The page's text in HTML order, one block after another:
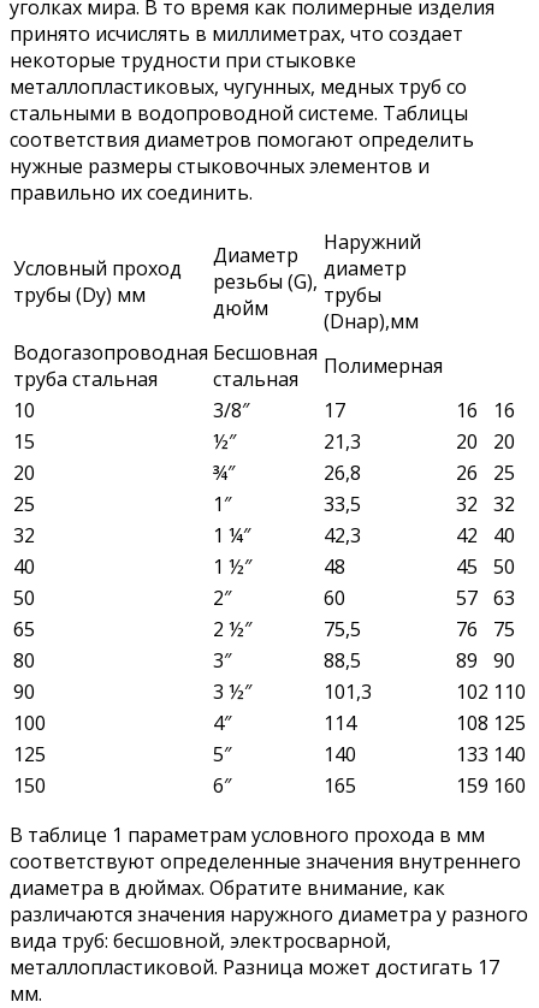
уголках мира. В то время как полимерные изделия
принято исчислять в миллиметрах, что создает
некоторые трудности при стыковке
металлопластиковых, чугунных, медных труб со
стальными в водопроводной системе. Таблицы
соответствия диаметров помогают определить
нужные размеры стыковочных элементов и
правильно их соединить.
Условный проход
трубы (Dy) мм
Диаметр
резьбы (G),
дюйм
Наружний
диаметр
трубы
(Dнар),мм
Водогазопроводная
труба стальная
Бесшовная
стальная
Полимерная
10
3/8″ 17 16
16
15
½″ 21,3 20
20
20
¾″ 26,8 26
25
25
1″ 33,5 32
32
32
1 ¼″ 42,3 42
40
40
1 ½″ 48 45
50
50
2″ 60 57 63
65
2 ½″ 75,5 76
75
80
3″ 88,5 89
90
90
3 ½″ 101,3 102 110
100
4″ 114 108 125
125
5″ 140 133 140
150
6″ 165 159 160
В таблице 1 параметрам условного прохода в мм
соответствуют определенные значения внутреннего
диаметра в дюймах. Обратите внимание, как
различаются значения наружного диаметра у разного
вида труб: бесшовной, электросварной,
металлопластиковой. Разница может достигать 17
мм.